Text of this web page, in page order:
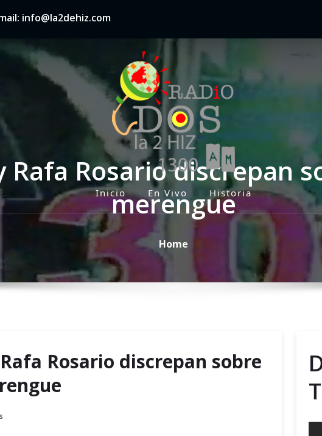
info@la2dehiz.com
P
r
i
a
r
u
Inicio En Vivo Historia
Rafa Rosario discrepan
merengue
Home
Rosario discrepan sobre